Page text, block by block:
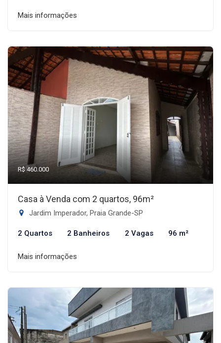
Mais informações
R$ 460.000
Casa à Venda com 2 quartos, 96m²
Jardim Imperador, Praia Grande-SP
2 Quartos 2 Banheiros 2 Vagas 96 m²
Mais informações